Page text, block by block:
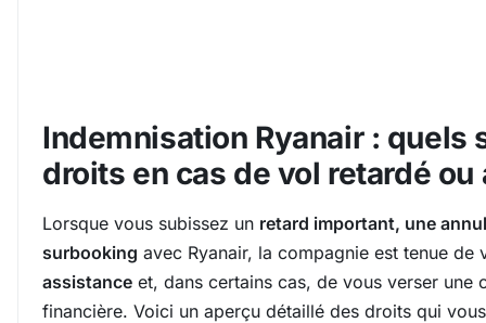
Indemnisation Ryanair : quels
droits en cas de vol retardé ou
Lorsque vous subissez un retard important, une
surbooking avec Ryanair, la compagnie est tenue de
assistance et, dans certains cas, de vous verser une
financière. Voici un aperçu détaillé des droits qui